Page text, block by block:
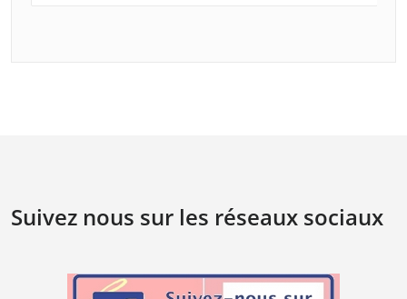
Suivez nous sur les réseaux sociaux